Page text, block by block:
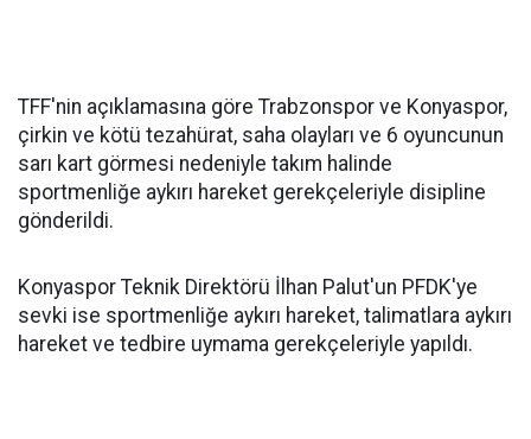
TFF'nin açıklamasına göre Trabzonspor ve Konyaspor,
çirkin ve kötü tezahürat, saha olayları ve 6 oyuncunun
sarı kart görmesi nedeniyle takım halinde
sportmenliğe aykırı hareket gerekçeleriyle disipline
gönderildi.
Konyaspor Teknik Direktörü İlhan Palut'un PFDK'ye
sevki ise sportmenliğe aykırı hareket, talimatlara aykırı
hareket ve tedbire uymama gerekçeleriyle yapıldı.